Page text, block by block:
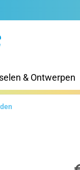
& Ontwerpen